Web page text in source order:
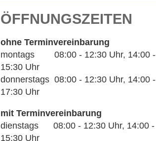
ÖFFNUNGSZEITEN
ohne Terminvereinbarung
montags 08:00 - 12:30 Uhr, 14:00 -
15:30 Uhr
donnerstags 08:00 - 12:30 Uhr, 14:00 -
17:30 Uhr
mit Terminvereinbarung
dienstags 08:00 - 12:30 Uhr, 14:00 -
15:30 Uhr